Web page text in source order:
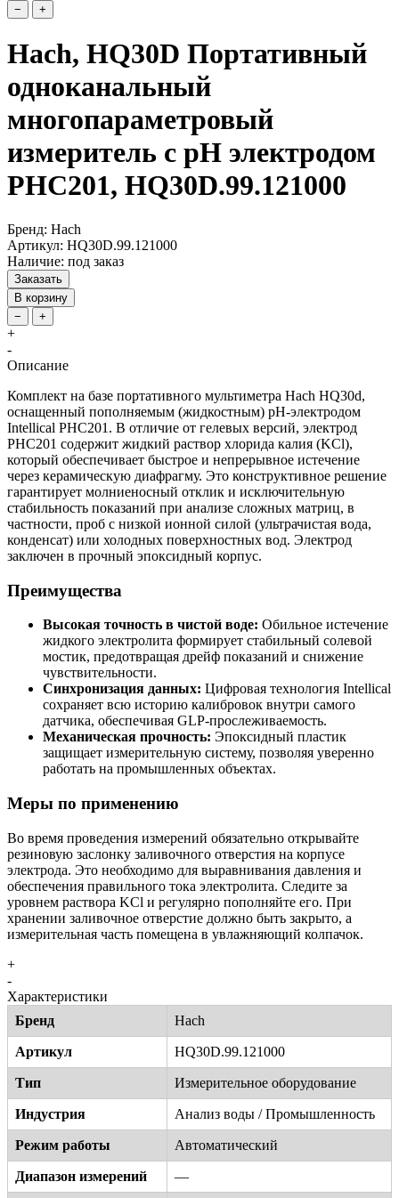
− +
Hach, HQ30D Портативный
одноканальный
многопараметровый
измеритель с pH электродом
PHC201, HQ30D.99.121000
Бренд: Hach
Артикул: HQ30D.99.121000
Наличие: под заказ
Заказать
В корзину
−
+
+
-
Описание
Комплект на базе портативного мультиметра Hach HQ30d,
оснащенный пополняемым (жидкостным) pH-электродом
Intellical PHC201. В отличие от гелевых версий, электрод
PHC201 содержит жидкий раствор хлорида калия (KCl),
который обеспечивает быстрое и непрерывное истечение
через керамическую диафрагму. Это конструктивное решение
гарантирует молниеносный отклик и исключительную
стабильность показаний при анализе сложных матриц, в
частности, проб с низкой ионной силой (ультрачистая вода,
конденсат) или холодных поверхностных вод. Электрод
заключен в прочный эпоксидный корпус.
Преимущества
Высокая точность в чистой воде: Обильное истечение
жидкого электролита формирует стабильный солевой
мостик, предотвращая дрейф показаний и снижение
чувствительности.
Синхронизация данных: Цифровая технология Intellical
сохраняет всю историю калибровок внутри самого
датчика, обеспечивая GLP-прослеживаемость.
Механическая прочность: Эпоксидный пластик
защищает измерительную систему, позволяя уверенно
работать на промышленных объектах.
Меры по применению
Во время проведения измерений обязательно открывайте
резиновую заслонку заливочного отверстия на корпусе
электрода. Это необходимо для выравнивания давления и
обеспечения правильного тока электролита. Следите за
уровнем раствора KCl и регулярно пополняйте его. При
хранении заливочное отверстие должно быть закрыто, а
измерительная часть помещена в увлажняющий колпачок.
+
-
Характеристики
Бренд
Hach
Артикул HQ30D.99.121000
Тип Измерительное оборудование
Индустрия Анализ воды / Промышленность
Режим работы Автоматический
Диапазон измерений —